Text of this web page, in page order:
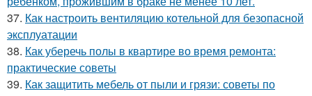
37. Как настроить вентиляцию котельной для безопасной
эксплуатации
38. Как уберечь полы в квартире во время ремонта:
практические советы
39. Как защитить мебель от пыли и грязи: советы по